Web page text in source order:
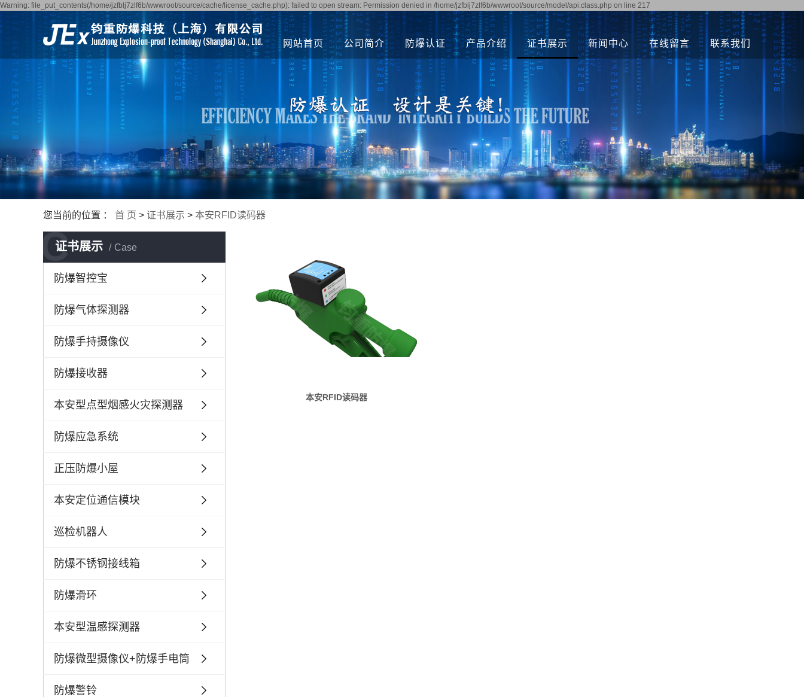
Warning: file_put_contents(/home/jzfblj7zlf6b/wwwroot/source/cache/license_cache.php): failed to open stream: Permission denied in /home/jzfblj7zlf6b/wwwroot/source/model/api.class.php on line 217
网站首页 公司简介 防爆认证 产品介绍 证书展示 新闻中心 在线留言 联系我们
您当前的位置 ： 首 页 > 证书展示 > 本安RFID读码器
证书展示 Case
C
防爆智控宝
防爆气体探测器
防爆手持摄像仪
防爆接收器
本安型点型烟感火灾探测器
防爆应急系统
正压防爆小屋
本安定位通信模块
巡检机器人
防爆不锈钢接线箱
防爆滑环
本安型温感探测器
防爆微型摄像仪+防爆手电筒
防爆警铃
本安RFID读码器